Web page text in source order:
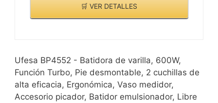
🛒 VER DETALLES
Ufesa BP4552 - Batidora de varilla, 600W,
Función Turbo, Pie desmontable, 2 cuchillas de
alta eficacia, Ergonómica, Vaso medidor,
Accesorio picador, Batidor emulsionador, Libre